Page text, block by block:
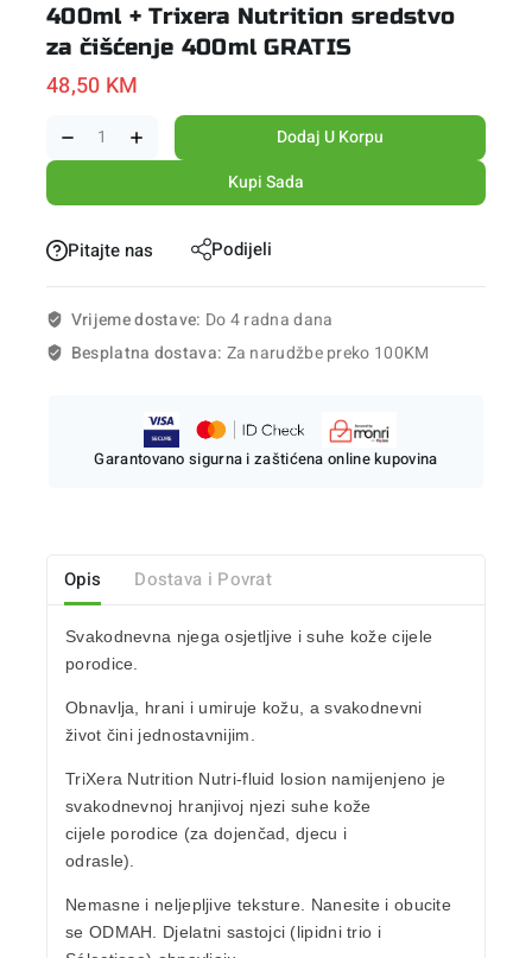
400ml + Trixera Nutrition sredstvo
za čišćenje 400ml GRATIS
48,50 KM
Dodaj U Korpu
Kupi Sada
Pitajte nas Podijeli
Vrijeme dostave: Do 4 radna dana
Besplatna dostava: Za narudžbe preko 100KM
Garantovano sigurna i zaštićena online kupovina
Opis Dostava i Povrat
Svakodnevna njega osjetljive i suhe kože cijele
porodice.
Obnavlja, hrani i umiruje kožu , a svakodnevni
život čini jednostavnijim.
TriXera Nutrition Nutri-fluid losion namijenjeno je
svakodnevnoj hranjivoj njezi suhe kože
cijele porodice (za dojenčad, djecu i
odrasle).
Nemasne i neljepljive teksture. Nanesite i obucite
se ODMAH. Djelatni sastojci (lipidni trio i